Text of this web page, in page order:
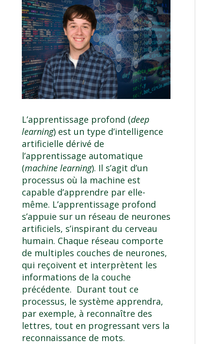
L’apprentissage profond (deep
learning) est un type d’intelligence
artificielle dérivé de
l’apprentissage automatique
(machine learning). Il s’agit d’un
processus où la machine est
capable d’apprendre par elle-
même. L’apprentissage profond
s’appuie sur un réseau de neurones
artificiels, s’inspirant du cerveau
humain. Chaque réseau comporte
de multiples couches de neurones,
qui reçoivent et interprètent les
informations de la couche
précédente. Durant tout ce
processus, le système apprendra,
par exemple, à reconnaître des
lettres, tout en progressant vers la
reconnaissance de mots.